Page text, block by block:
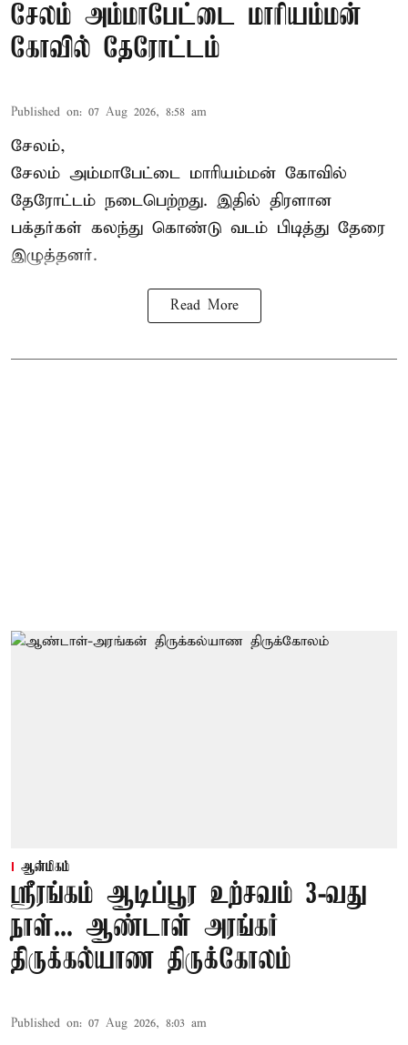
சேலம் அம்மாபேட்டை மாரியம்மன்
கோவில் தேரோட்டம்
Published on: 07 Aug 2026, 8:58 am
சேலம்,
சேலம் அம்மாபேட்டை மாரியம்மன் கோவில்
தேரோட்டம் நடைபெற்றது. இதில் திரளான
பக்தர்கள் கலந்து கொண்டு வடம் பிடித்து தேரை
இழுத்தனர்.
Read More
ஆன்மிகம்
ஸ்ரீரங்கம் ஆடிப்பூர உற்சவம் 3-வது
நாள்... ஆண்டாள் அரங்கர்
திருக்கல்யாண திருக்கோலம்
Published on: 07 Aug 2026, 8:03 am